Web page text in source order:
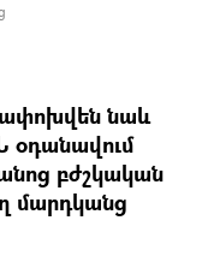
նաև
օդանավում
բժշկական
մարդկանց